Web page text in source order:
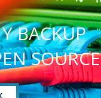
BACKUP
SOURCE